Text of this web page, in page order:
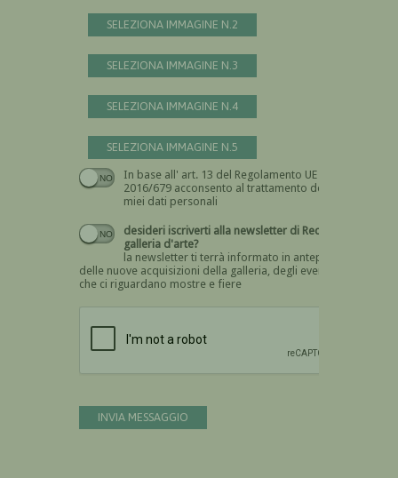
SELEZIONA IMMAGINE N.2
SELEZIONA IMMAGINE N.3
SELEZIONA IMMAGINE N.4
SELEZIONA IMMAGINE N.5
In base all' art. 13 del Regolamento UE n.
2016/679 acconsento al trattamento dei
miei dati personali
Devi dare il consenso
desideri iscriverti alla newsletter di Recta
galleria d'arte?
la newsletter ti terrà informato in anteprima
delle nuove acquisizioni della galleria, degli eventi
che ci riguardano mostre e fiere
INVIA MESSAGGIO